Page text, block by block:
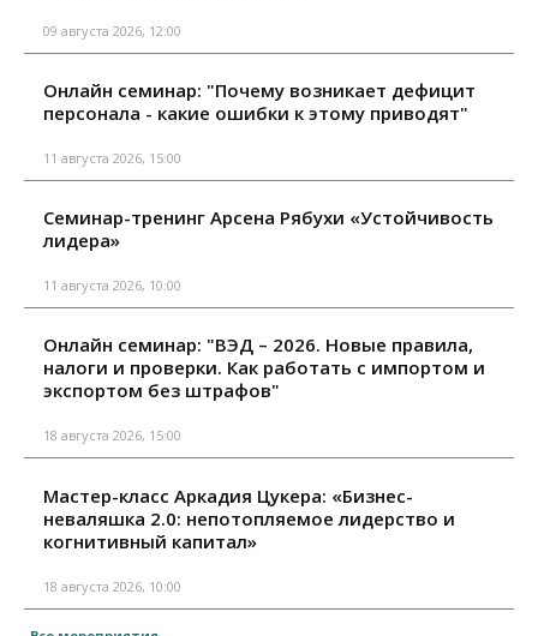
09 августа 2026, 12:00
Онлайн семинар: "Почему возникает дефицит
персонала - какие ошибки к этому приводят"
11 августа 2026, 15:00
Семинар-тренинг Арсена Рябухи «Устойчивость
лидера»
11 августа 2026, 10:00
Онлайн семинар: "ВЭД – 2026. Новые правила,
налоги и проверки. Как работать с импортом и
экспортом без штрафов"
18 августа 2026, 15:00
Мастер-класс Аркадия Цукера: «Бизнес-
неваляшка 2.0: непотопляемое лидерство и
когнитивный капитал»
18 августа 2026, 10:00